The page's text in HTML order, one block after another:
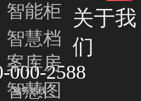
000-2588
服务热线
智能柜
智慧档
案库房
智慧图
关于我
们